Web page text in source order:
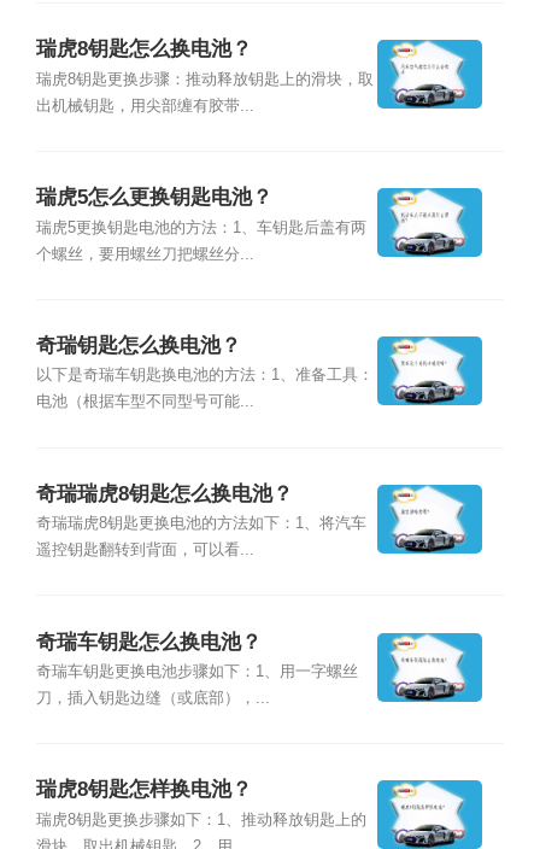
瑞虎8钥匙怎么换电池？
瑞虎8钥匙更换步骤：推动释放钥匙上的滑块，取
出机械钥匙，用尖部缠有胶带...
瑞虎5怎么更换钥匙电池？
瑞虎5更换钥匙电池的方法：1、车钥匙后盖有两
个螺丝，要用螺丝刀把螺丝分...
奇瑞钥匙怎么换电池？
以下是奇瑞车钥匙换电池的方法：1、准备工具：
电池（根据车型不同型号可能...
奇瑞瑞虎8钥匙怎么换电池？
奇瑞瑞虎8钥匙更换电池的方法如下：1、将汽车
遥控钥匙翻转到背面，可以看...
奇瑞车钥匙怎么换电池？
奇瑞车钥匙更换电池步骤如下：1、用一字螺丝
刀，插入钥匙边缝（或底部），...
瑞虎8钥匙怎样换电池？
瑞虎8钥匙更换步骤如下：1、推动释放钥匙上的